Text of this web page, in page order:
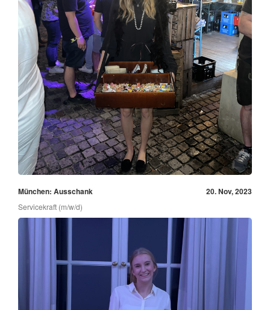
München: Ausschank 20. Nov, 2023
Servicekraft (m/w/d)